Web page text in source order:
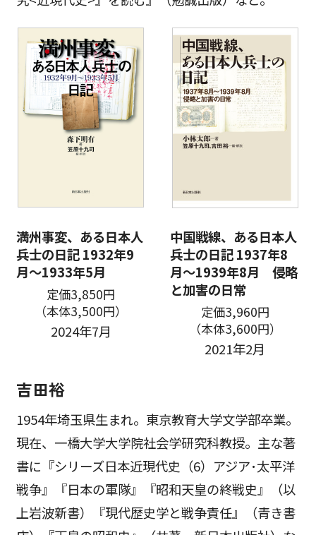
満州事変、ある日本人
兵士の日記 1932年9
月～1933年5月
定価3,850円
（本体3,500円）
2024年7月
中国戦線、ある日本人
兵士の日記 1937年8
月～1939年8月 侵略
と加害の日常
定価3,960円
（本体3,600円）
2021年2月
吉田裕
1954年埼玉県生まれ。東京教育大学文学部卒業。
現在、一橋大学大学院社会学研究科教授。主な著
書に『シリーズ日本近現代史（6）アジア･太平洋
戦争』『日本の軍隊』『昭和天皇の終戦史』（以
上岩波新書）『現代歴史学と戦争責任』（青き書